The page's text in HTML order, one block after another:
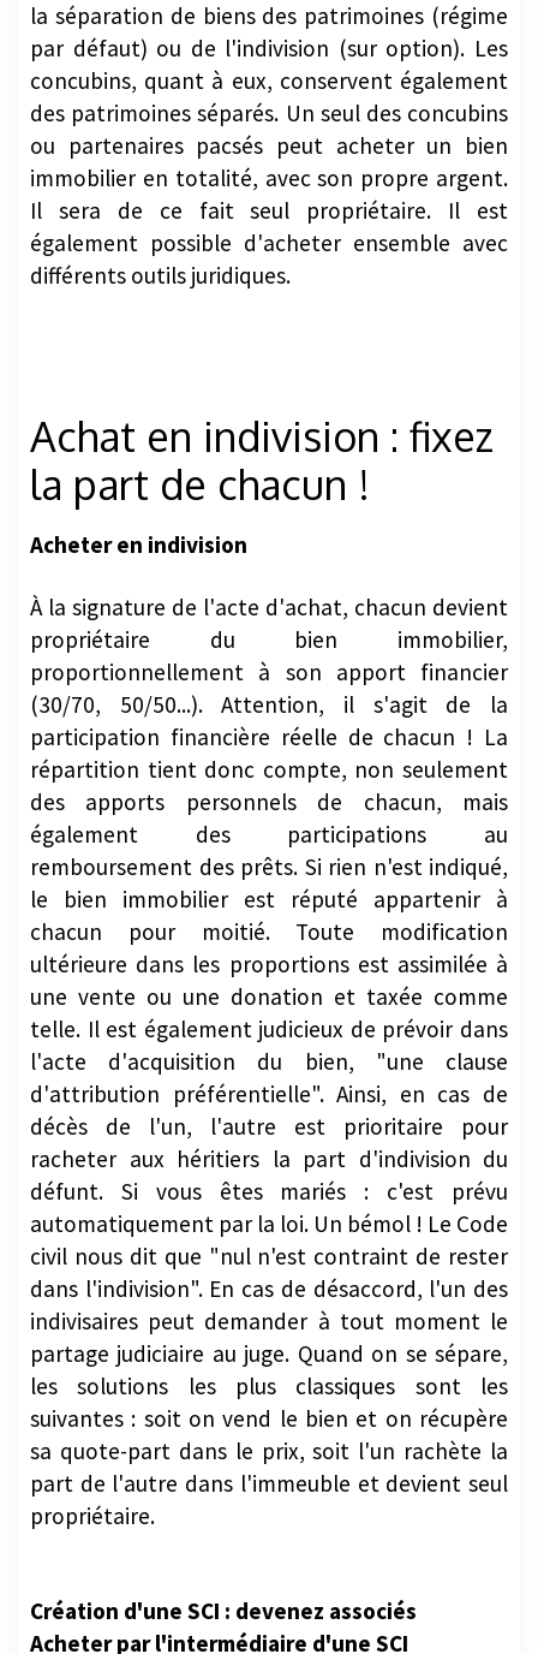
la séparation de biens des patrimoines (régime
par défaut) ou de l'indivision (sur option). Les
concubins, quant à eux, conservent également
des patrimoines séparés. Un seul des concubins
ou partenaires pacsés peut acheter un bien
immobilier en totalité, avec son propre argent.
Il sera de ce fait seul propriétaire. Il est
également possible d'acheter ensemble avec
différents outils juridiques.
Achat en indivision : fixez
la part de chacun !
Acheter en indivision
À la signature de l'acte d'achat, chacun devient
propriétaire du bien immobilier,
proportionnellement à son apport financier
(30/70, 50/50...). Attention, il s'agit de la
participation financière réelle de chacun ! La
répartition tient donc compte, non seulement
des apports personnels de chacun, mais
également des participations au
remboursement des prêts. Si rien n'est indiqué,
le bien immobilier est réputé appartenir à
chacun pour moitié. Toute modification
ultérieure dans les proportions est assimilée à
une vente ou une donation et taxée comme
telle. Il est également judicieux de prévoir dans
l'acte d'acquisition du bien, "une clause
d'attribution préférentielle". Ainsi, en cas de
décès de l'un, l'autre est prioritaire pour
racheter aux héritiers la part d'indivision du
défunt. Si vous êtes mariés : c'est prévu
automatiquement par la loi. Un bémol ! Le Code
civil nous dit que "nul n'est contraint de rester
dans l'indivision". En cas de désaccord, l'un des
indivisaires peut demander à tout moment le
partage judiciaire au juge. Quand on se sépare,
les solutions les plus classiques sont les
suivantes : soit on vend le bien et on récupère
sa quote-part dans le prix, soit l'un rachète la
part de l'autre dans l'immeuble et devient seul
propriétaire.
Création d'une SCI : devenez associés
Acheter par l'intermédiaire d'une SCI